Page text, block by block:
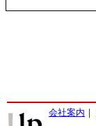
会社案内 ｜